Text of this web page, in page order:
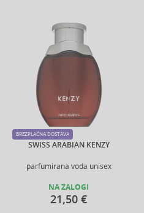
SWISS ARABIAN KENZY
parfumirana voda unisex
BREZPLAČNA DOSTAVA
NA ZALOGI
21,50 €